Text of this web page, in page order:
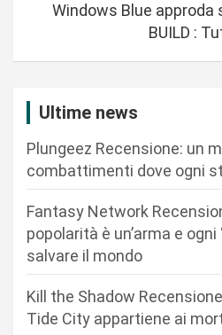
a
Windows Blue approda
BUILD :
Ultime news
Plungeez Recensione: un
combattimenti dove ogni
Fantasy Network
popolarità è un’arma e ogni
salvare il mondo
Kill the Shadow
Tide City appartiene ai